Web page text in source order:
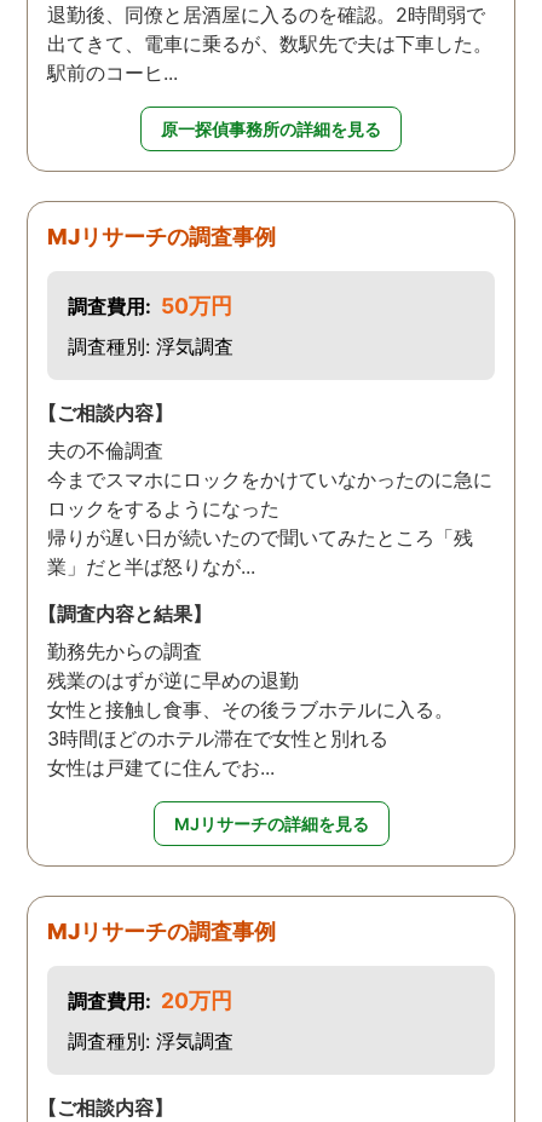
退勤後、同僚と居酒屋に入るのを確認。2時間弱で
出てきて、電車に乗るが、数駅先で夫は下車した。
駅前のコーヒ...
原一探偵事務所の詳細を見る
MJリサーチの調査事例
調査費用: 50万円
調査種別: 浮気調査
【ご相談内容】
夫の不倫調査
今までスマホにロックをかけていなかったのに急に
ロックをするようになった
帰りが遅い日が続いたので聞いてみたところ「残
業」だと半ば怒りなが...
【調査内容と結果】
勤務先からの調査
残業のはずが逆に早めの退勤
女性と接触し食事、その後ラブホテルに入る。
3時間ほどのホテル滞在で女性と別れる
女性は戸建てに住んでお...
MJリサーチの詳細を見る
MJリサーチの調査事例
調査費用: 20万円
調査種別: 浮気調査
【ご相談内容】